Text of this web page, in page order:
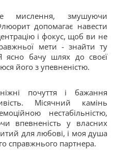
мислення, змушуючи
допомагає навести
і фокус, щоб ви не
мети - знайти ту
ясно бачу шлях до своєї
його з упевненістю.
почуття і бажання
Місячний камінь
нестабільністю,
впевненість у власних
для любові, і моя душа
справжнього партнера.